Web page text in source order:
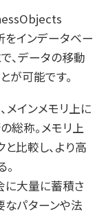
インデータベー
、データの移動
が可能です。
メインメモリ上に
総称。メモリ上
比較し、より高
に大量に蓄積さ
なパターンや法